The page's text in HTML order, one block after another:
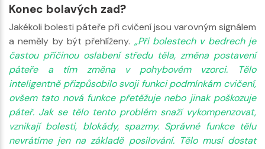
Konec bolavých zad?
Jakékoli bolesti páteře při cvičení jsou varovným signálem
a neměly by být přehlíženy. „Při bolestech v bedrech je
častou příčinou oslabení středu těla, změna postavení
páteře a tím změna v pohybovém vzorci. Tělo
inteligentně přizpůsobilo svoji funkci podmínkám cvičení,
ovšem tato nová funkce přetěžuje nebo jinak poškozuje
páteř. Jak se tělo tento problém snaží vykompenzovat,
vznikají bolesti, blokády, spazmy. Správné funkce tělu
nevrátíme jen na základě posilování. Tělo musí dostat